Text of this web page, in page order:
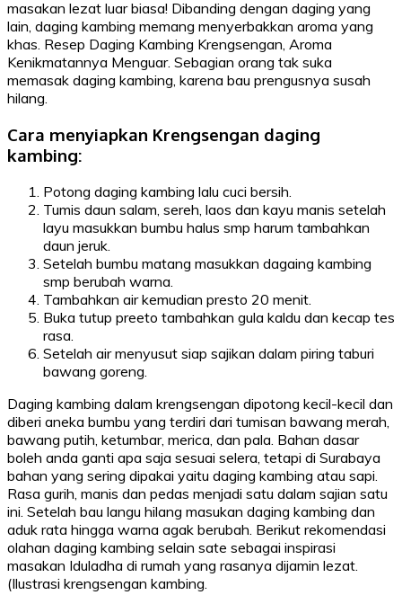
masakan lezat luar biasa! Dibanding dengan daging yang
lain, daging kambing memang menyerbakkan aroma yang
khas. Resep Daging Kambing Krengsengan, Aroma
Kenikmatannya Menguar. Sebagian orang tak suka
memasak daging kambing, karena bau prengusnya susah
hilang.
Cara menyiapkan Krengsengan daging
kambing:
Potong daging kambing lalu cuci bersih.
Tumis daun salam, sereh, laos dan kayu manis setelah
layu masukkan bumbu halus smp harum tambahkan
daun jeruk.
Setelah bumbu matang masukkan dagaing kambing
smp berubah warna.
Tambahkan air kemudian presto 20 menit.
Buka tutup preeto tambahkan gula kaldu dan kecap tes
rasa.
Setelah air menyusut siap sajikan dalam piring taburi
bawang goreng.
Daging kambing dalam krengsengan dipotong kecil-kecil dan
diberi aneka bumbu yang terdiri dari tumisan bawang merah,
bawang putih, ketumbar, merica, dan pala. Bahan dasar
boleh anda ganti apa saja sesuai selera, tetapi di Surabaya
bahan yang sering dipakai yaitu daging kambing atau sapi.
Rasa gurih, manis dan pedas menjadi satu dalam sajian satu
ini. Setelah bau langu hilang masukan daging kambing dan
aduk rata hingga warna agak berubah. Berikut rekomendasi
olahan daging kambing selain sate sebagai inspirasi
masakan Iduladha di rumah yang rasanya dijamin lezat.
(Ilustrasi krengsengan kambing.